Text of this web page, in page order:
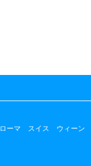
ローマ スイス ウィーン